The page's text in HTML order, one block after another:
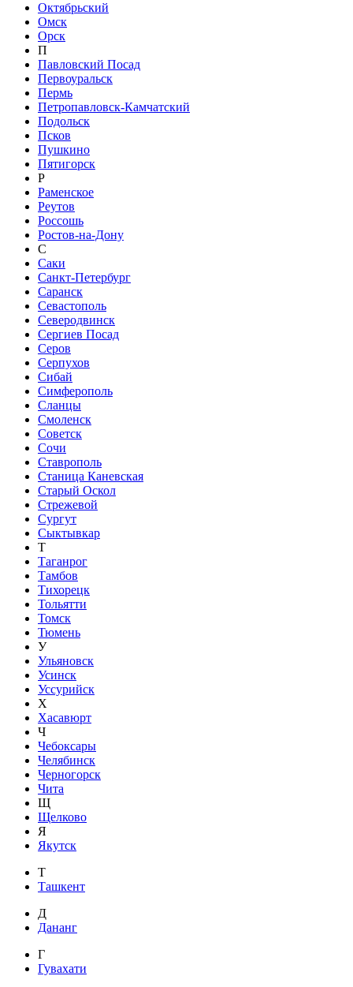
Октябрьский
Омск
Орск
П
Павловский Посад
Первоуральск
Пермь
Петропавловск-Камчатский
Подольск
Псков
Пушкино
Пятигорск
Р
Раменское
Реутов
Россошь
Ростов-на-Дону
С
Саки
Санкт-Петербург
Саранск
Севастополь
Северодвинск
Сергиев Посад
Серов
Серпухов
Сибай
Симферополь
Сланцы
Смоленск
Советск
Сочи
Ставрополь
Станица Каневская
Старый Оскол
Стрежевой
Сургут
Сыктывкар
Т
Таганрог
Тамбов
Тихорецк
Тольятти
Томск
Тюмень
У
Ульяновск
Усинск
Уссурийск
Х
Хасавюрт
Ч
Чебоксары
Челябинск
Черногорск
Чита
Щ
Щелково
Я
Якутск
Т
Ташкент
Д
Дананг
Г
Гувахати